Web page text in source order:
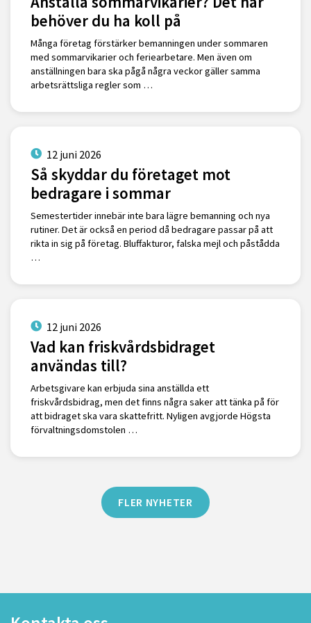
behöver du ha koll på
Många företag förstärker bemanningen under sommaren
med sommarvikarier och feriearbetare. Men även om
anställningen bara ska pågå några veckor gäller samma
arbetsrättsliga regler som …
12 juni 2026
Så skyddar du företaget mot
bedragare i sommar
Semestertider innebär inte bara lägre bemanning och nya
rutiner. Det är också en period då bedragare passar på att
rikta in sig på företag. Bluffakturor, falska mejl och påstådda
…
12 juni 2026
Vad kan friskvårdsbidraget
användas till?
Arbetsgivare kan erbjuda sina anställda ett
friskvårdsbidrag, men det finns några saker att tänka på för
att bidraget ska vara skattefritt. Nyligen avgjorde Högsta
förvaltningsdomstolen …
FLER NYHETER